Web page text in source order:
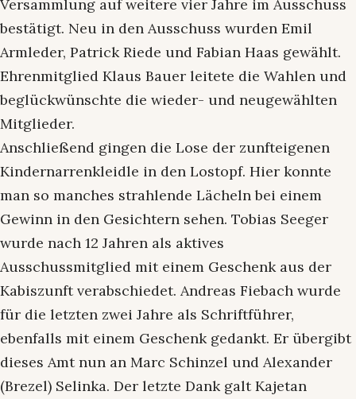
Versammlung auf weitere vier Jahre im Ausschuss
bestätigt. Neu in den Ausschuss wurden Emil
Armleder, Patrick Riede und Fabian Haas gewählt.
Ehrenmitglied Klaus Bauer leitete die Wahlen und
beglückwünschte die wieder- und neugewählten
Mitglieder.
Anschließend gingen die Lose der zunfteigenen
Kindernarrenkleidle in den Lostopf. Hier konnte
man so manches strahlende Lächeln bei einem
Gewinn in den Gesichtern sehen. Tobias Seeger
wurde nach 12 Jahren als aktives
Ausschussmitglied mit einem Geschenk aus der
Kabiszunft verabschiedet. Andreas Fiebach wurde
für die letzten zwei Jahre als Schriftführer,
ebenfalls mit einem Geschenk gedankt. Er übergibt
dieses Amt nun an Marc Schinzel und Alexander
(Brezel) Selinka. Der letzte Dank galt Kajetan